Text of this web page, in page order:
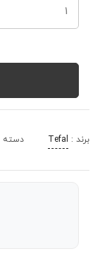
برند : Tefal دسته